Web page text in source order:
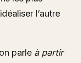
l’autre
parle à partir